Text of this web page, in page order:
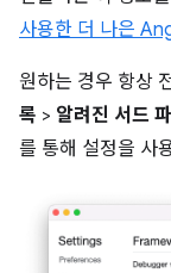
사용한 더 나은
원하는 경우 항상
록 > 알려진 서드
를 통해 설정을 사